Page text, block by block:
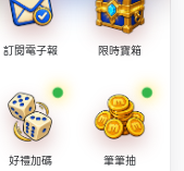
訂閱電子報 限時寶箱
好禮加碼 筆筆抽